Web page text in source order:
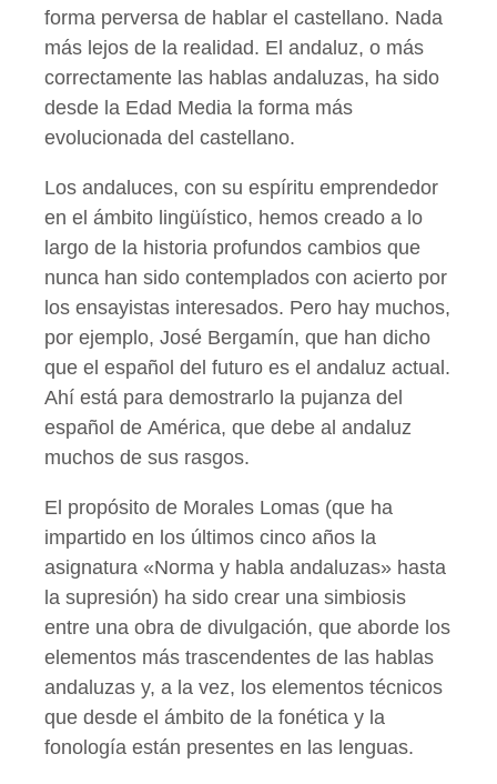
forma perversa de hablar el castellano. Nada
más lejos de la realidad. El andaluz, o más
correctamente las hablas andaluzas, ha sido
desde la Edad Media la forma más
evolucionada del castellano.
Los andaluces, con su espíritu emprendedor
en el ámbito lingüístico, hemos creado a lo
largo de la historia profundos cambios que
nunca han sido contemplados con acierto por
los ensayistas interesados. Pero hay muchos,
por ejemplo, José Bergamín, que han dicho
que el español del futuro es el andaluz actual.
Ahí está para demostrarlo la pujanza del
español de América, que debe al andaluz
muchos de sus rasgos.
El propósito de Morales Lomas (que ha
impartido en los últimos cinco años la
asignatura «Norma y habla andaluzas» hasta
la supresión) ha sido crear una simbiosis
entre una obra de divulgación, que aborde los
elementos más trascendentes de las hablas
andaluzas y, a la vez, los elementos técnicos
que desde el ámbito de la fonética y la
fonología están presentes en las lenguas.